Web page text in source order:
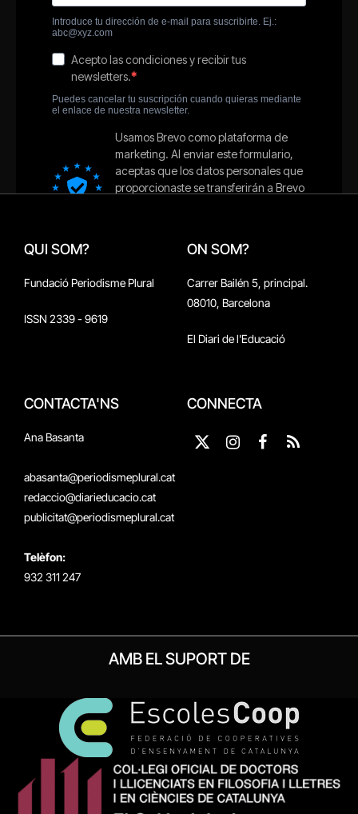
QUI SOM?
Fundació Periodisme Plural
ISSN 2339 - 9619
ON SOM?
Carrer Bailén 5, principal.
08010, Barcelona
El Diari de l'Educació
CONTACTA'NS
Ana Basanta
abasanta@periodismeplural.cat
redaccio@diarieducacio.cat
publicitat@periodismeplural.cat
Telèfon:
932 311 247
CONNECTA
X
Instagram
Facebook
RSS
AMB EL SUPORT DE